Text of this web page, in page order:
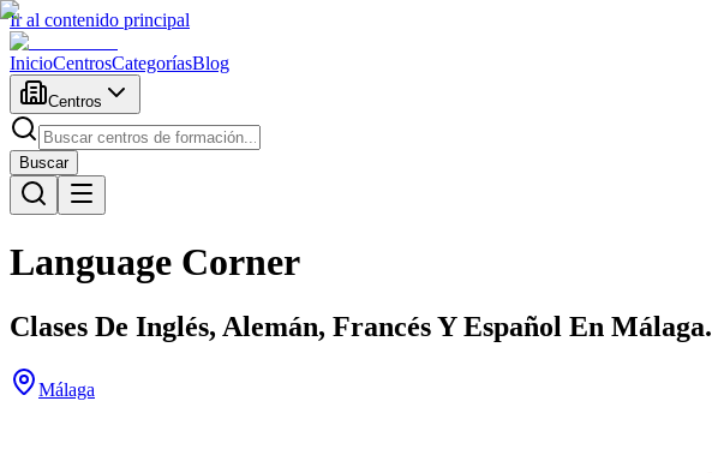
Ir al contenido principal
InicioCentrosCategoríasBlog
Centros
Buscar
Language Corner
Clases De Inglés, Alemán, Francés Y Español En Málaga.
Málaga